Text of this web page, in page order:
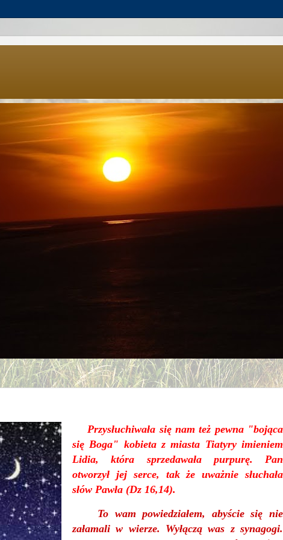
Przysłuchiwała się nam też pewna "bojąca
się Boga" kobieta z miasta Tiatyry imieniem
Lidia, która sprzedawała purpurę. Pan
otworzył jej serce, tak że uważnie słuchała
słów Pawła (Dz 16,14).
To wam powiedziałem, abyście się nie
załamali w wierze. Wyłączą was z synagogi.